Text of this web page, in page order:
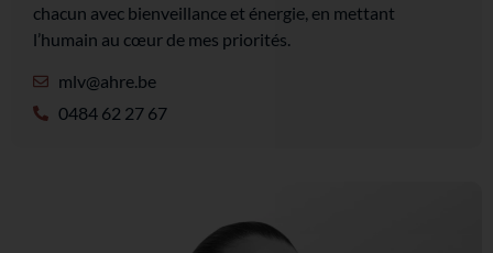
chacun avec bienveillance et énergie, en mettant
l’humain au cœur de mes priorités.
mlv@ahre.be
0484 62 27 67